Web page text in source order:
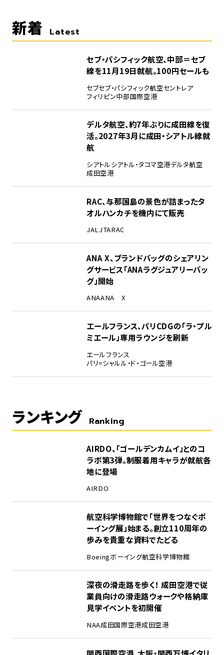
新着 Latest
セブ・パシフィック航空、中部＝セブ
線を11月19日就航。100円セールも
セブセブ・パシフィック航空セントレア
フィリピン中部国際空港
デルタ航空、約7年ぶりに成田線を復
活。2027年3月に成田・シアトル線就
航
シアトルシアトル・タコマ空港デルタ航空
成田空港
RAC、与那国島の景色が詰まったタ
オルハンカチを機内にて販売
JALJTARAC
ANA X、ブランドバッグのシェアリン
グサービス「ANAラグジュアリーバッ
グ」開始
ANAANA X
エールフランス、パリCDGの「ラ・プル
ミエール」専用ラウンジを刷新
エールフランス
パリ=シャルル・ド・ゴール空港
ランキング Ranking
AIRDO、「ゴールデンカムイ」とのコ
ラボ第3弾。制服着用キャラが就航各
地に登場
AIRDO
航空科学博物館で「世界をつなぐボ
ーイング展」始まる。創立110周年の
歩みを貴重な資料でたどる
Boeingボーイング航空科学博物館
深夜の滑走路を歩く！ 成田空港で従
業員向けの滑走路ウォークや格納庫
見学イベントを初開催
NAA成田国際空港成田空港